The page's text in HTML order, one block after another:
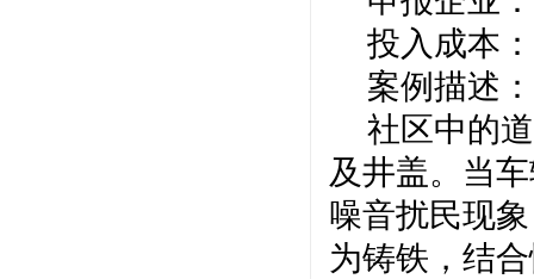
投入成本：
案例描述：
社区中的
及井盖。当
噪音扰民现
为铸铁，结